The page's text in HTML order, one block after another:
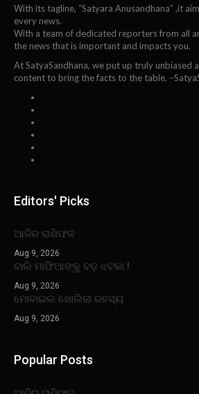
With its tagline, “Satyara Anusandhana” ,it
every news.
With a team of dedicated reporters from all
the news that is important and impacts you.
At SatyaSandhana, we put up truly unbiased
content to bring the facts to the table.
Editors' Picks
ଆଜିର ରାଶିଫଳ
Aug 9, 2026
ବାଲି ମାଫିଆଙ୍କୁ ବଡ଼ ଝଟକା !
Aug 9, 2026
ମୋବାଇଲ ଖୋଲିଲା ରହସ୍ୟ
Aug 9, 2026
Popular Posts